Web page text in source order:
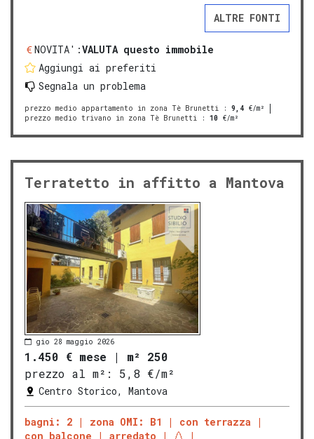
ALTRE FONTI
NOVITA':VALUTA questo immobile
Aggiungi ai preferiti
Segnala un problema
prezzo medio appartamento in zona Tè Brunetti : 9,4 €/m²
prezzo medio trivano in zona Tè Brunetti : 10 €/m²
Terratetto in affitto a Mantova
gio 28 maggio 2026
1.450 € mese | m² 250
prezzo al m²:
5,8 €/m²
Centro Storico, Mantova
bagni: 2 zona OMI: B1
con terrazza
con balcone
arredato